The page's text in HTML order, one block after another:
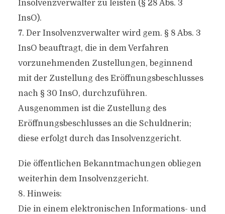
Insolvenzverwalter zu leisten (§ 28 Abs. 3
InsO).
7. Der Insolvenzverwalter wird gem. § 8 Abs. 3
InsO beauftragt, die in dem Verfahren
vorzunehmenden Zustellungen, beginnend
mit der Zustellung des Eröffnungsbeschlusses
nach § 30 InsO, durchzuführen.
Ausgenommen ist die Zustellung des
Eröffnungsbeschlusses an die Schuldnerin;
diese erfolgt durch das Insolvenzgericht.
Die öffentlichen Bekanntmachungen obliegen
weiterhin dem Insolvenzgericht.
8. Hinweis:
Die in einem elektronischen Informations- und